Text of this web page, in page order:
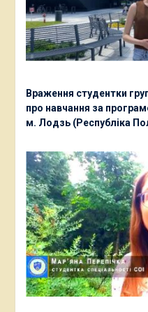
Враження студентки
про навчання за
м. Лодзь (Республіка